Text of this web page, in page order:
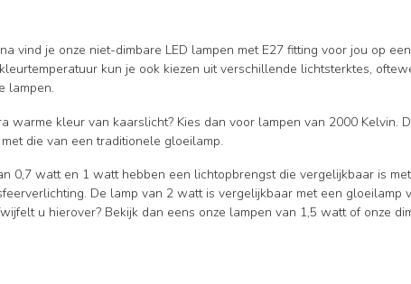
vind je onze niet-dimbare LED lampen met E27 fitting voor jou op
kun je ook kiezen uit verschillende lichtsterktes,
lampen.
warme kleur van kaarslicht? Kies dan voor lampen van 2000 Kelvin.
die van een traditionele gloeilamp.
0,7 watt en 1 watt hebben een lichtopbrengst die vergelijkbaar is
De lamp van 2 watt is vergelijkbaar met een
u hierover? Bekijk dan eens onze lampen van 1,5 watt of onze